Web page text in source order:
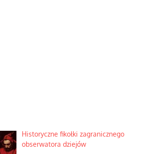
Historyczne fikołki zagranicznego
obserwatora dziejów